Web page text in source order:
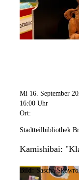
Mi 16. September
16:00 Uhr
Ort:
Stadtteilbibliothek
Kamishibai:
Bild: Sascha